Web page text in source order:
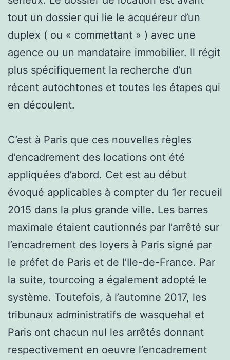
tout un dossier qui lie le acquéreur d’un
duplex ( ou « commettant » ) avec une
agence ou un mandataire immobilier. Il régit
plus spécifiquement la recherche d’un
récent autochtones et toutes les étapes qui
en découlent.
C’est à Paris que ces nouvelles règles
d’encadrement des locations ont été
appliquées d’abord. Cet est au début
évoqué applicables à compter du 1er recueil
2015 dans la plus grande ville. Les barres
maximale étaient cautionnés par l’arrêté sur
l’encadrement des loyers à Paris signé par
le préfet de Paris et de l’Ile-de-France. Par
la suite, tourcoing a également adopté le
système. Toutefois, à l’automne 2017, les
tribunaux administratifs de wasquehal et
Paris ont chacun nul les arrêtés donnant
respectivement en oeuvre l’encadrement